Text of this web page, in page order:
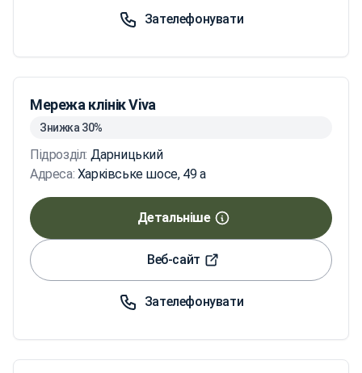
Зателефонувати
Мережа клінік Viva
Знижка 30%
Підрозділ: Дарницький
Адреса: Харківське шосе, 49 а
Детальніше
Веб-сайт
Зателефонувати